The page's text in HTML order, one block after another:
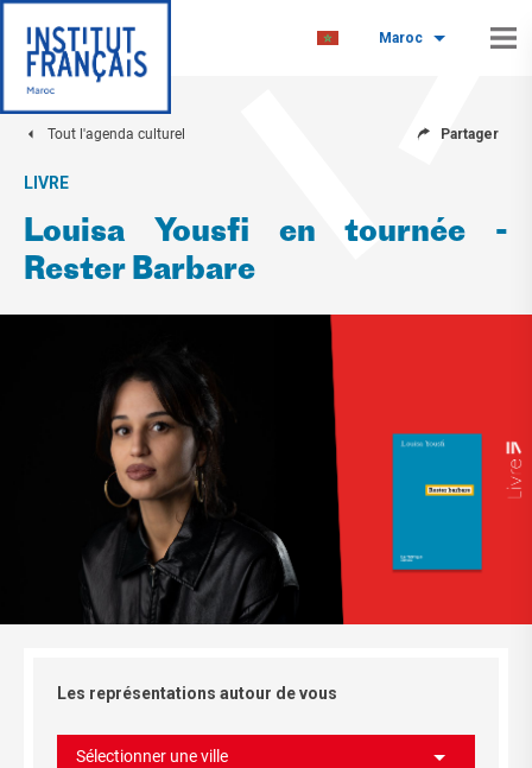
Maroc
Tout l'agenda culturel Partager
LIVRE
Louisa Yousfi en tournée -
Rester Barbare
Les représentations autour de vous
Sélectionner une ville